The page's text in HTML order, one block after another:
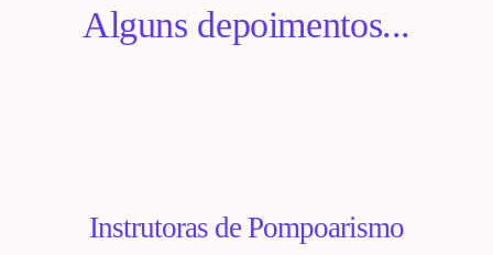
Alguns depoimentos...
Instrutoras de Pompoarismo